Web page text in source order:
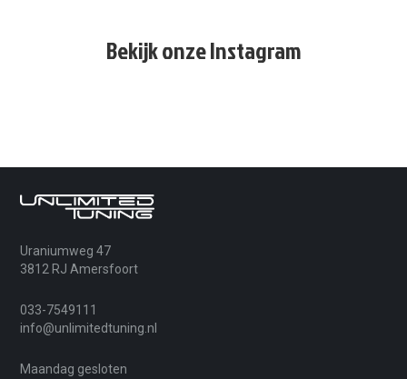
Bekijk onze Instagram
Uraniumweg 47
3812 RJ Amersfoort
033-7549111
info@unlimitedtuning.nl
Maandag gesloten